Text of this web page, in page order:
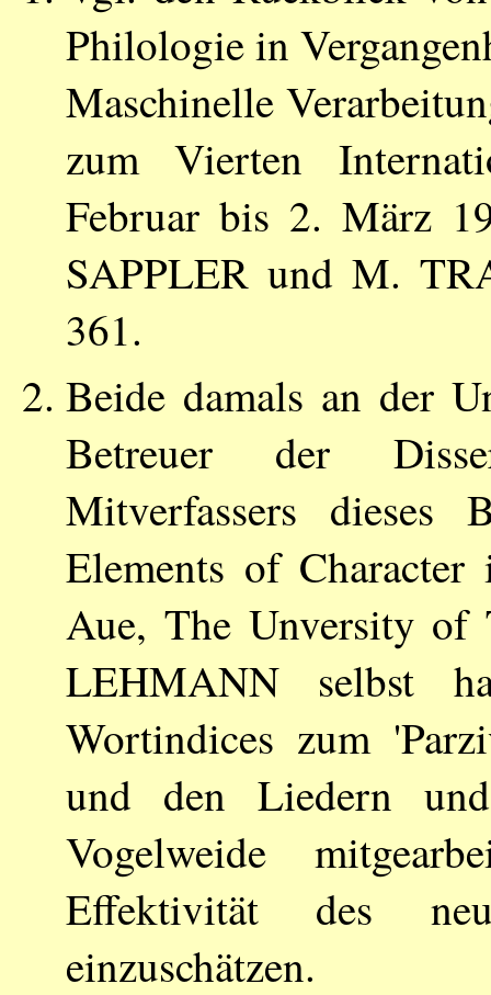
Philologie in
Maschinelle
zum Vierten
Februar bis 2. März
SAPPLER und M.
361.
Beide damals an der
Betreuer der
Mitverfassers
Elements of
Aue, The Unversity of
LEHMANN selbst
Wortindices zum
und den Liedern
Vogelweide
Effektivität des
einzuschätzen.